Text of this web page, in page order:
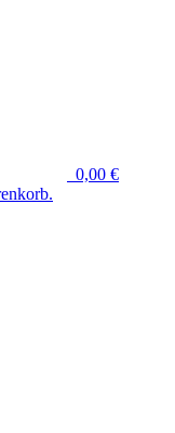
0,00 €